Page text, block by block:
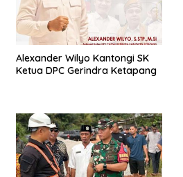
Alexander Wilyo Kantongi SK
Ketua DPC Gerindra Ketapang